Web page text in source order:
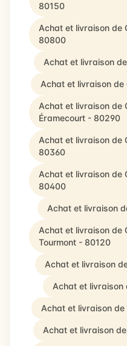
80150
Achat et livraison de
80800
Achat et livraison
Achat et livraison
Achat et livraison de
Éramecourt - 80290
Achat et livraison de
80360
Achat et livraison de
80400
Achat et livraison
Achat et livraison de
Tourmont - 80120
Achat et livraison
Achat et livraison
Achat et livraison
Achat et livraison